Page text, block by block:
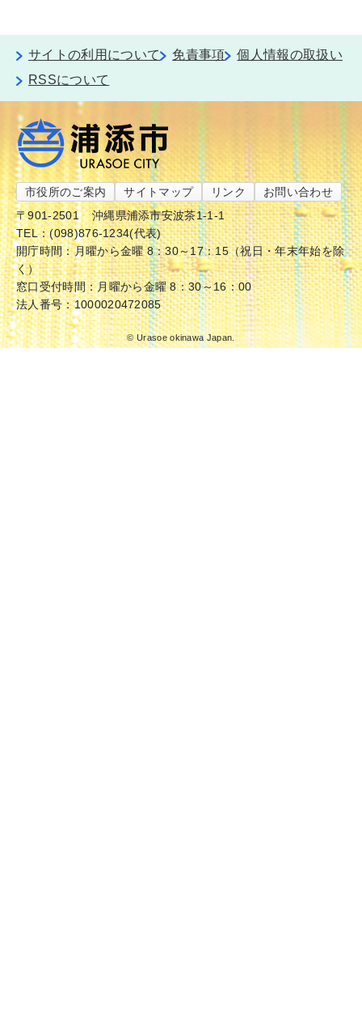
サイトの利用について 免責事項
個人情報の取扱い
RSSについて
市役所のご案内 サイトマップ リンク
お問い合わせ
〒901-2501
沖縄県浦添市安波茶1-1-1
TEL：(098)876-1234(代表)
開庁時間：月曜から金曜 8：30～17：15（祝日・年末年始を除
く）
窓口受付時間：月曜から金曜 8：30～16：00
法人番号：1000020472085
© Urasoe okinawa Japan.